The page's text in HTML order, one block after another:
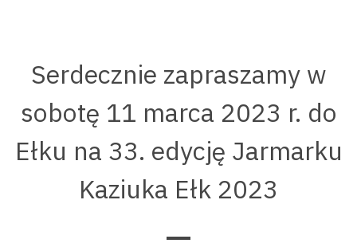
Serdecznie zapraszamy w
sobotę 11 marca 2023 r. do
Ełku na 33. edycję Jarmarku
Kaziuka Ełk 2023